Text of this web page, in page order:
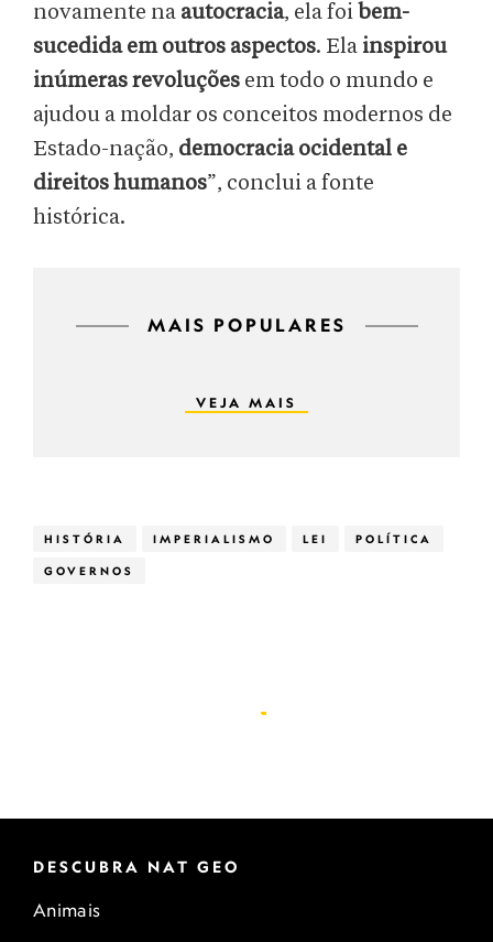
novamente na autocracia, ela foi bem-
sucedida em outros aspectos. Ela inspirou
inúmeras revoluções em todo o mundo e
ajudou a moldar os conceitos modernos de
Estado-nação, democracia ocidental e
direitos humanos”, conclui a fonte
histórica.
MAIS POPULARES
VEJA MAIS
HISTÓRIA IMPERIALISMO LEI POLÍTICA
GOVERNOS
DESCUBRA NAT GEO
Animais